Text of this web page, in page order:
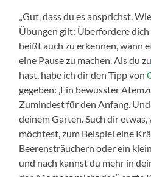
„Gut, dass du es ansprichst.
Übungen gilt: Überfordere
heißt auch zu erkennen, wann
eine Pause zu machen. Als du zu
hast, habe ich dir den Tipp von
gegeben: ‚Ein bewusster
Zumindest für den Anfang.
deinem Garten. Such dir
möchtest, zum Beispiel eine
Beerensträuchern oder ein
und nach kannst du mehr in